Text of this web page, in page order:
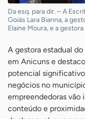
Da esq. para dir. – A
Goiás Lara Bianna, a
Elaine Moura, e a
A gestora estadual
em Anicuns e
potencial
negócios no
empreendedoras vão
conteúdo e